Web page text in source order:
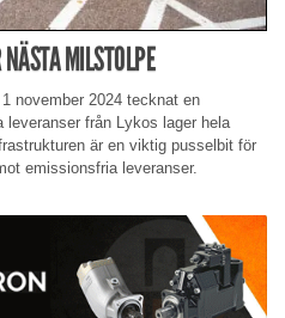
MILSTOLPE
november 2024 tecknat en
från Lykos lager hela
är en viktig pusselbit för
emissionsfria leveranser.